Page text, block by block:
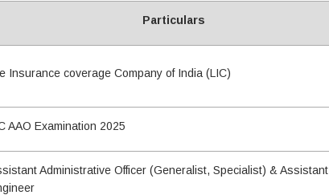
Particulars
Insurance coverage Company of India (LIC)
AAO Examination 2025
Administrative Officer (Generalist, Specialist) & Assistant